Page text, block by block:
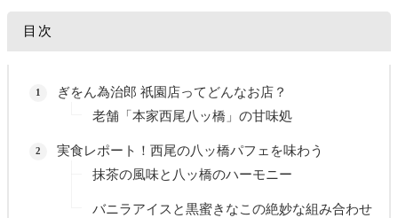
目次
ぎをん為治郎 祇園店ってどんなお店？
老舗「本家西尾八ッ橋」の甘味処
実食レポート！西尾の八ッ橋パフェを味わう
抹茶の風味と八ッ橋のハーモニー
バニラアイスと黒蜜きなこの絶妙な組み合わせ